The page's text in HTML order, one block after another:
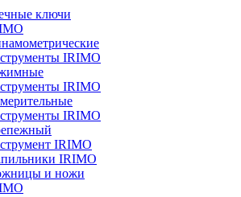
ключи
IRIMO
IRIMO
IRIMO
IRIMO
IRIMO
и ножи